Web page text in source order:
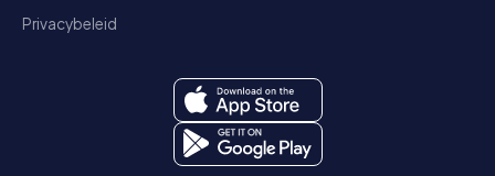
Privacybeleid